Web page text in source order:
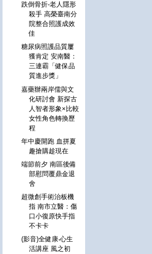
跌倒骨折-老人隱形
殺手 高榮臺南分
院整合照護成效
佳
糖尿病照護品質屢
獲肯定 安南醫：
三連霸「健保品
質進步獎」
嘉藥辦兩岸儒與文
化研討會 新探古
人智者形象×比較
女性角色轉換歷
程
年中慶開跑 血拼夏
趣搶購趁現在
端節前夕 南區後備
部慰問覆鼎金退
舍
超微創手術治板機
指 南市立醫：傷
口小復原快手指
不卡卡
(影音)全健康‧心生
活講座 風之初